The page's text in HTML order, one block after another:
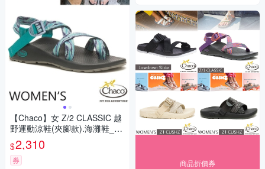
【Chaco】女 Z/2 CLASSIC 越
野運動涼鞋(夾腳款).海灘鞋_C
H-ZCW02-HJ10 潮流灰藍
$2,310
券 商品折價券